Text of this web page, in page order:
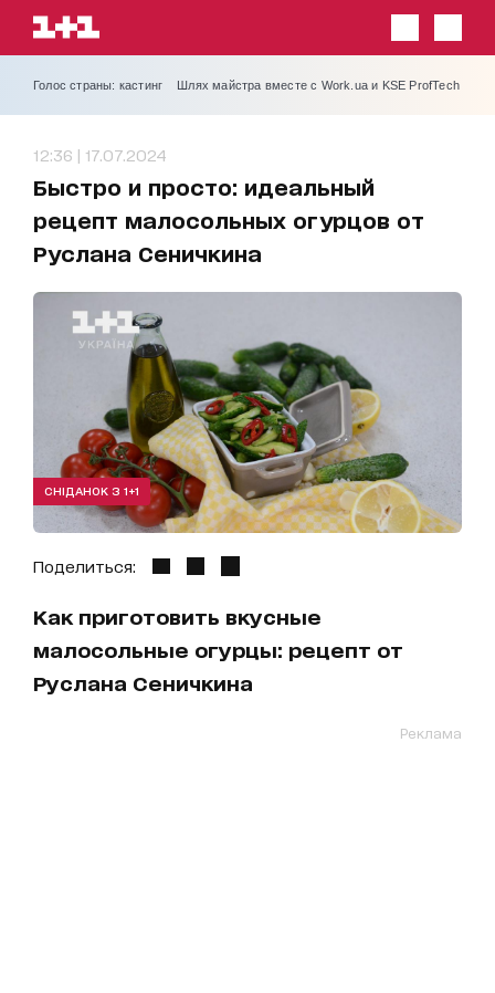
Голос страны: кастинг Шлях майстра вместе с Work.ua и KSE ProfTech
12:36 | 17.07.2024
Быстро и просто: идеальный
рецепт малосольных огурцов от
Руслана Сеничкина
СНІДАНОК З 1+1
Поделиться:
Как приготовить вкусные
малосольные огурцы: рецепт от
Руслана Сеничкина
Реклама